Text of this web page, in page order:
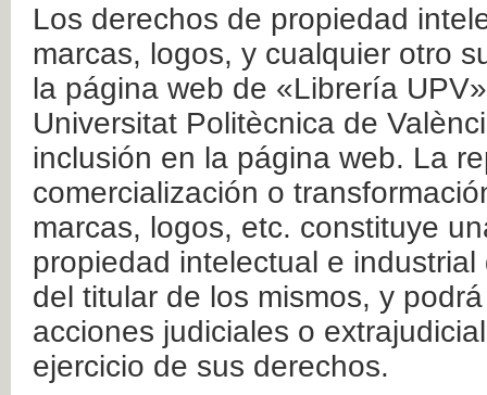
Los derechos de propiedad
marcas, logos, y cualquier otro
la página web de «Librería
Universitat Politècnica de
inclusión en la página web. La
comercialización o
marcas, logos, etc. constituye
propiedad intelectual e
del titular de los mismos, y
acciones judiciales o
ejercicio de sus derechos.